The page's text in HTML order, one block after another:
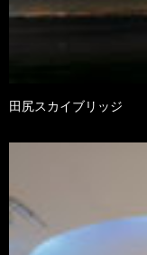
田尻スカイブリッジ